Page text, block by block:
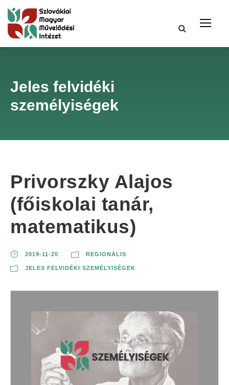
Jeles felvidéki
személyiségek
Privorszky Alajos
(főiskolai tanár,
matematikus)
2019-11-20 REGIONÁLIS
JELES FELVIDÉKI SZEMÉLYISÉGEK